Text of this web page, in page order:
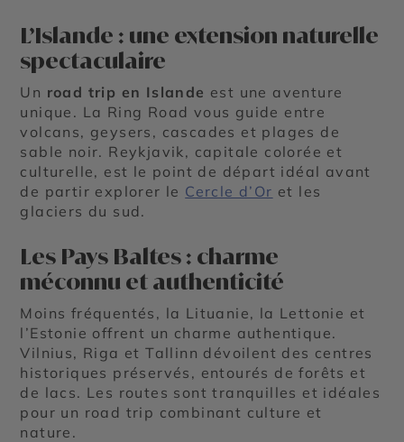
L’Islande : une extension naturelle
spectaculaire
Un road trip en Islande est une aventure
unique. La Ring Road vous guide entre
volcans, geysers, cascades et plages de
sable noir. Reykjavik, capitale colorée et
culturelle, est le point de départ idéal avant
de partir explorer le Cercle d’Or et les
glaciers du sud.
Les Pays Baltes : charme
méconnu et authenticité
Moins fréquentés, la Lituanie, la Lettonie et
l’Estonie offrent un charme authentique.
Vilnius, Riga et Tallinn dévoilent des centres
historiques préservés, entourés de forêts et
de lacs. Les routes sont tranquilles et idéales
pour un road trip combinant culture et
nature.